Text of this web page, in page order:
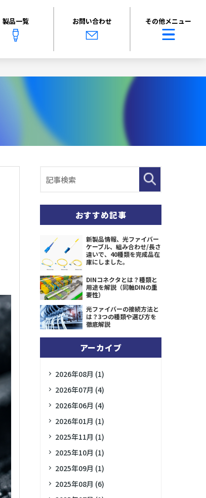
製品一覧 お問い合わせ その他メニュー
おすすめ記事
新製品情報、光ファイバー
ケーブル、組み合わせ/長さ
違いで、40種類を完成品在
庫にしました。
DINコネクタとは？種類と
用途を解説（同軸DINの重
要性）
光ファイバーの接続方法と
は？3つの種類や選び方を
徹底解説
アーカイブ
2026年08月 (1)
2026年07月 (4)
2026年06月 (4)
2026年01月 (1)
2025年11月 (1)
2025年10月 (1)
2025年09月 (1)
2025年08月 (6)